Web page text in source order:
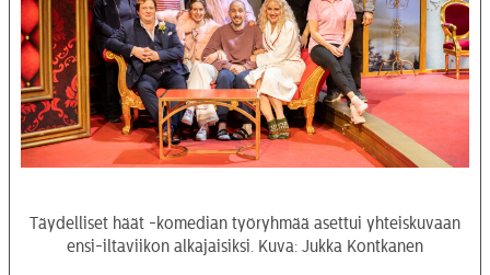
Täydelliset häät -komedian työryhmää asettui yhteiskuvaan
ensi-iltaviikon alkajaisiksi. Kuva: Jukka Kontkanen